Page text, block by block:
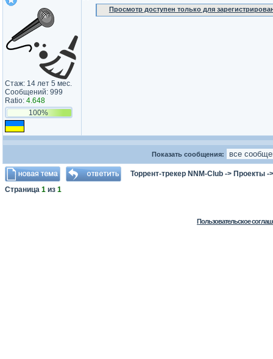
Стаж: 14 лет 5 мес.
Сообщений: 999
Ratio: 4.648
100%
Просмотр доступен только для
Показать сообщения:
Торрент-трекер NNM-Club -> Проекты -
Страница 1 из 1
Пользовательское